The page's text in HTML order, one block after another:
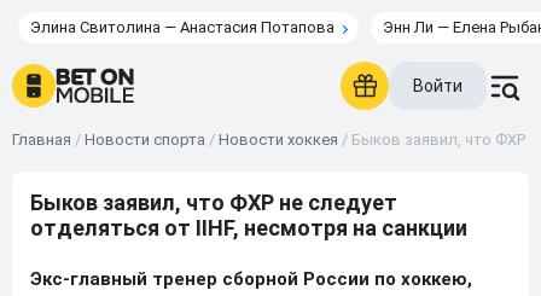
Элина Свитолина — Анастасия Потапова Энн Ли — Елена
Войти
Главная / Новости спорта / Новости хоккея / Быков заявил, что ФХР
Быков заявил, что ФХР не следует
отделяться от IIHF, несмотря на санкции
Экс-главный тренер сборной России по хоккею,